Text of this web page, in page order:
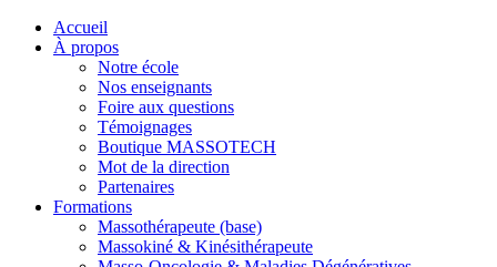
Accueil
À propos
Notre école
Nos enseignants
Foire aux questions
Témoignages
Boutique MASSOTECH
Mot de la direction
Partenaires
Formations
Massothérapeute (base)
Massokiné & Kinésithérapeute